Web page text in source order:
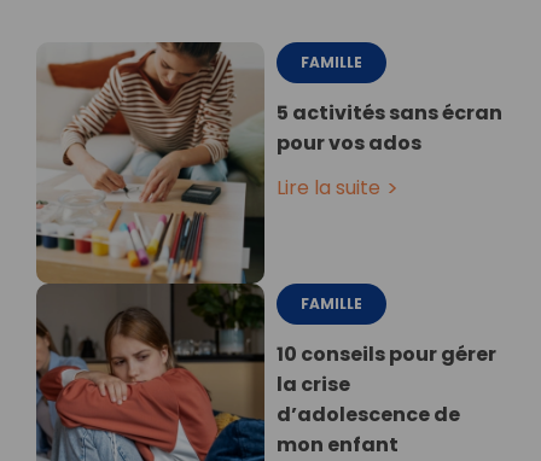
FAMILLE
5 activités sans écran
pour vos ados
Lire la suite
FAMILLE
10 conseils pour gérer
la crise
d’adolescence de
mon enfant